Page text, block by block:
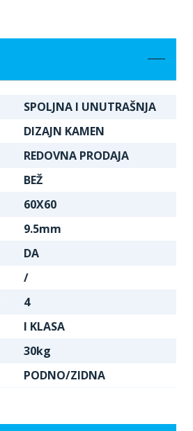
SPOLJNA I UNUTRAŠNJA
DIZAJN KAMEN
REDOVNA PRODAJA
BEŽ
60X60
9.5mm
DA
/
4
I KLASA
30kg
PODNO/ZIDNA